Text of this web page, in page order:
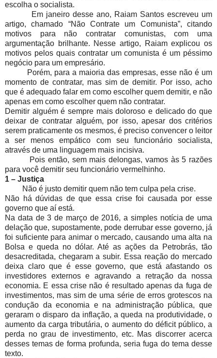
escolha o socialista.
Em janeiro desse ano, Raiam Santos escreveu um
artigo, chamado “Não Contrate um Comunista”, citando
motivos para não contratar comunistas, com uma
argumentação brilhante. Nesse artigo, Raiam explicou os
motivos pelos quais contratar um comunista é um péssimo
negócio para um empresário.
Porém, para a maioria das empresas, esse não é um
momento de contratar, mas sim de demitir. Por isso, acho
que é adequado falar em como escolher quem demitir, e não
apenas em como escolher quem não contratar.
Demitir alguém é sempre mais doloroso e delicado do que
deixar de contratar alguém, por isso, apesar dos critérios
serem praticamente os mesmos, é preciso convencer o leitor
a ser menos empático com seu funcionário socialista,
através de uma linguagem mais incisiva.
Pois então, sem mais delongas, vamos às 5 razões
para você demitir seu funcionário vermelhinho.
1 – Justiça
Não é justo demitir quem não tem culpa pela crise.
Não há dúvidas de que essa crise foi causada por esse
governo que aí está.
Na data de 3 de março de 2016, a simples notícia de uma
delação que, supostamente, pode derrubar esse governo, já
foi suficiente para animar o mercado, causando uma alta na
Bolsa e queda no dólar. Até as ações da Petrobrás, tão
desacreditada, chegaram a subir. Essa reação do mercado
deixa claro que é esse governo, que está afastando os
investidores externos e agravando a retração da nossa
economia. E essa crise não é resultado apenas da fuga de
investimentos, mas sim de uma série de erros grotescos na
condução da economia e na administração pública, que
geraram o disparo da inflação, a queda na produtividade, o
aumento da carga tributária, o aumento do déficit público, a
perda no grau de investimento, etc. Mas discorrer acerca
desses temas de forma profunda, seria fuga do tema desse
texto.